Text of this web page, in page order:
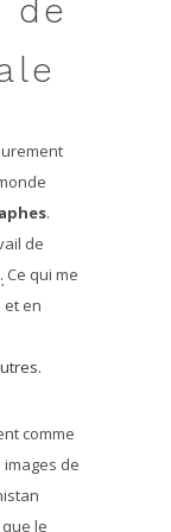
de
.
de
. Ce qui me
et en
comme
de
le